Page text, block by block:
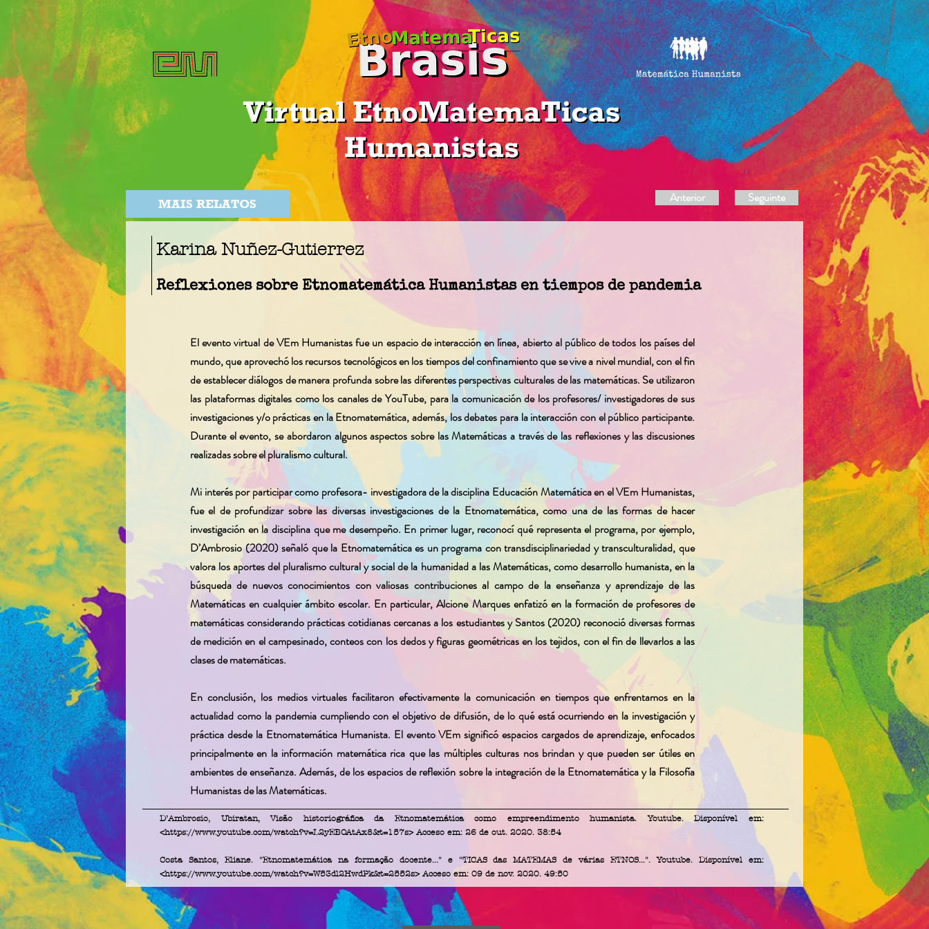
MAIS RELATOS Anterior Seguinte
Karina Nuñez-Gutierrez
Reflexiones sobre Etnomatemática Humanistas en tiempos de pandemia
El evento virtual de VEm Humanistas fue un espacio de interacción en línea, abierto al público de todos los países del
mundo, que aprovechó los recursos tecnológicos en los tiempos del confinamiento que se vive a nivel mundial, con el fin
de establecer diálogos de manera profunda sobre las diferentes perspectivas culturales de las matemáticas. Se utilizaron
las plataformas digitales como los canales de YouTube, para la comunicación de los profesores/ investigadores de sus
investigaciones y/o prácticas en la Etnomatemática, además, los debates para la interacción con el público participante.
Durante el evento, se abordaron algunos aspectos sobre las Matemáticas a través de las reflexiones y las discusiones
realizadas sobre el pluralismo cultural.
Mi interés por participar como profesora- investigadora de la disciplina Educación Matemática en el VEm Humanistas,
fue el de profundizar sobre las diversas investigaciones de la Etnomatemática, como una de las formas de hacer
investigación en la disciplina que me desempeño. En primer lugar, reconocí qué representa el programa, por ejemplo,
D’Ambrosio (2020) señaló que la Etnomatemática es un programa con transdisciplinariedad y transculturalidad, que
valora los aportes del pluralismo cultural y social de la humanidad a las Matemáticas, como desarrollo humanista, en la
búsqueda de nuevos conocimientos con valiosas contribuciones al campo de la enseñanza y aprendizaje de las
Matemáticas en cualquier ámbito escolar. En particular, Alcione Marques enfatizó en la formación de profesores de
matemáticas considerando prácticas cotidianas cercanas a los estudiantes y Santos (2020) reconoció diversas formas
de medición en el campesinado, conteos con los dedos y figuras geométricas en los tejidos, con el fin de llevarlos a las
clases de matemáticas.
En conclusión, los medios virtuales facilitaron efectivamente la comunicación en tiempos que enfrentamos en la
actualidad como la pandemia cumpliendo con el objetivo de difusión, de lo qué está ocurriendo en la investigación y
práctica desde la Etnomatemática Humanista. El evento VEm significó espacios cargados de aprendizaje, enfocados
principalmente en la información matemática rica que las múltiples culturas nos brindan y que pueden ser útiles en
ambientes de enseñanza. Además, de los espacios de reflexión sobre la integración de la Etnomatemática y la Filosofía
Humanistas de las Matemáticas.
D’Ambrosio, Ubiratan, Visão historiográfica da Etnomatemática como empreendimento humanista. Youtube. Disponível em:
<https://www.youtube.com/watch?v=L2yEBOAtAx8&t=157s> Acceso em: 26 de out. 2020. 38:54
Costa Santos, Eliane. "Etnomatemática na formação docente..." e "TICAS das MATEMAS de várias ETNOS...". Youtube. Disponível em:
<https://www.youtube.com/watch?v=W53dl2HwdPk&t=2552s> Acceso em: 09 de nov. 2020. 49:50